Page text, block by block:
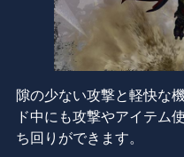
隙の少ない攻撃と軽快な
ド中にも攻撃やアイテム
ち回りができます。